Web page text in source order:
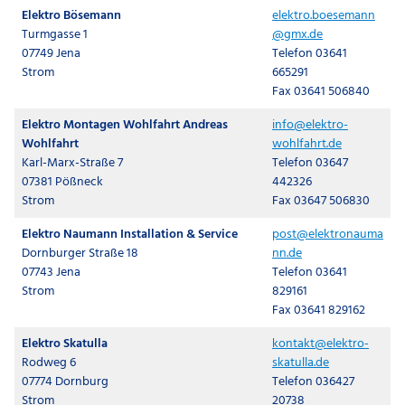
Elektro Bösemann
Turmgasse 1
07749 Jena
Strom
elektro.boesemann
@gmx.de
Telefon 03641
665291
Fax 03641 506840
Elektro Montagen Wohlfahrt Andreas
Wohlfahrt
Karl-Marx-Straße 7
07381 Pößneck
Strom
info@elektro-
wohlfahrt.de
Telefon 03647
442326
Fax 03647 506830
Elektro Naumann Installation & Service
Dornburger Straße 18
07743 Jena
Strom
post@elektronauma
nn.de
Telefon 03641
829161
Fax 03641 829162
Elektro Skatulla
Rodweg 6
07774 Dornburg
kontakt@elektro-
skatulla.de
Telefon 036427